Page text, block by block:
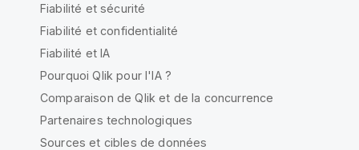
Fiabilité et sécurité
Fiabilité et confidentialité
Fiabilité et IA
Pourquoi Qlik pour l'IA ?
Comparaison de Qlik et de la concurrence
Partenaires technologiques
Sources et cibles de données